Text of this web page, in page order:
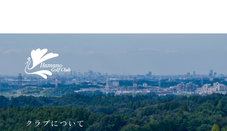
クラブについて